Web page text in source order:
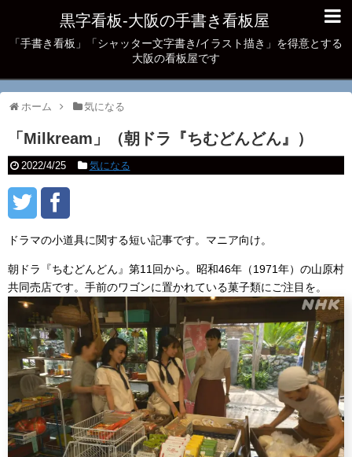
黒字看板‐大阪の手書き看板屋
「手書き看板」「シャッター文字書き/イラスト描き」を得意とする
大阪の看板屋です
ホーム 気になる
「Milkream」（朝ドラ『ちむどんどん』）
2022/4/25 気になる
ドラマの小道具に関する短い記事です。マニア向け。
朝ドラ『ちむどんどん』第11回から。昭和46年（1971年）の山原村
共同売店です。手前のワゴンに置かれている菓子類にご注目を。